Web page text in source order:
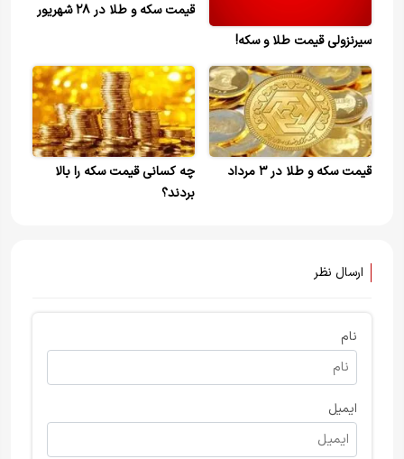
سیرنزولی قیمت طلا و سکه!
قیمت سکه و طلا در ۲۸ شهریور
قیمت سکه و طلا در ۳ مرداد
چه کسانی قیمت سکه را بالا
بردند؟
ارسال نظر
نام
ایمیل